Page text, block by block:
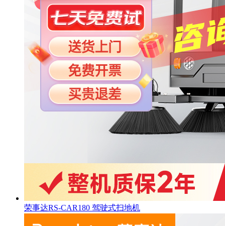
荣事达RS-CAR180 驾驶式扫地机